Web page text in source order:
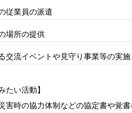
従業員の派遣
場所の提供
交流イベントや見守り事業等の実施
たい活動】
害時の協力体制などの協定書や覚